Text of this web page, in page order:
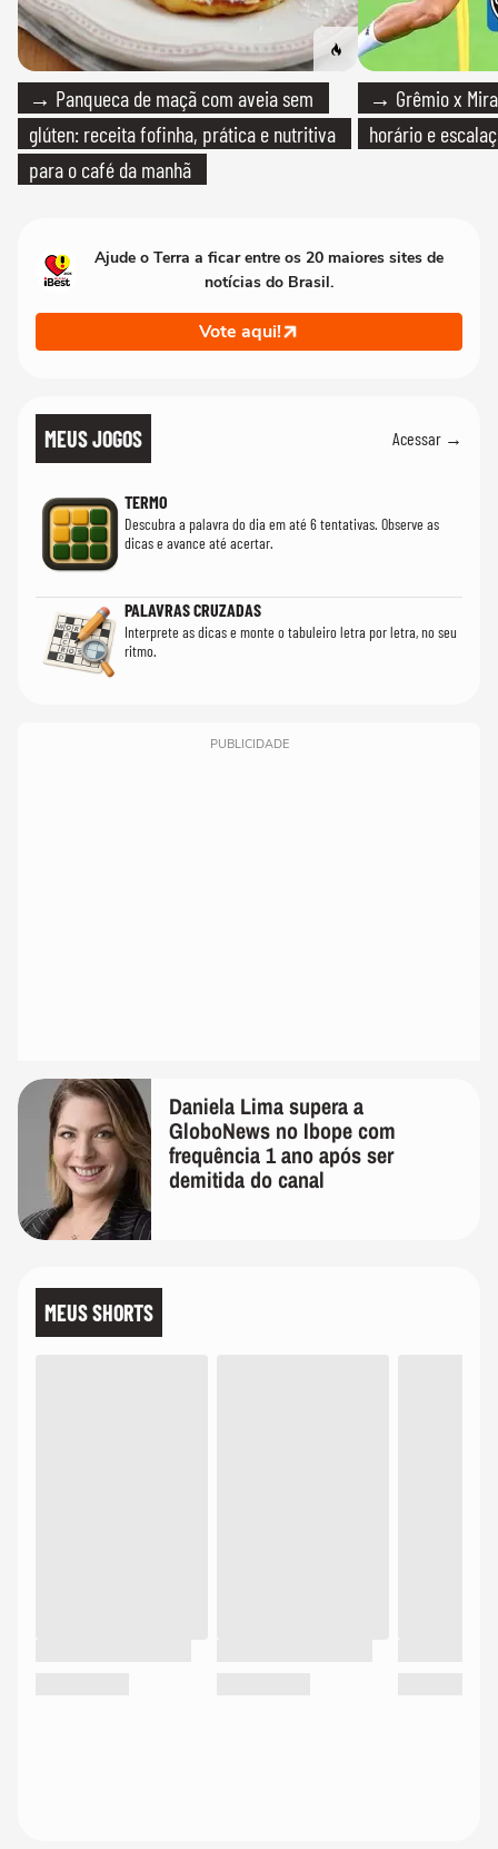
→ Panqueca de maçã com aveia sem
glúten: receita fofinha, prática e nutritiva
para o café da manhã
→ Grêmio x
horário e
Ajude o Terra a ficar entre os 20 maiores sites de
notícias do Brasil.
Vote aqui!
MEUS JOGOS Acessar →
TERMO
Descubra a palavra do dia em até 6 tentativas. Observe as
dicas e avance até acertar.
PALAVRAS CRUZADAS
Interprete as dicas e monte o tabuleiro letra por letra, no seu
ritmo.
PUBLICIDADE
Daniela Lima supera a
GloboNews no Ibope com
frequência 1 ano após ser
demitida do canal
MEUS SHORTS